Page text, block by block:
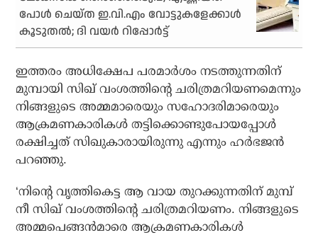
പോൾ ചെയ്ത ഇ.വി.എം വോട്ടുകളേക്കാൾ
കൂടുതൽ; ദി വയർ റിപ്പോർട്ട്
ഇത്തരം അധിക്ഷേപ പരമാര്‍ശം നടത്തുന്നതിന്
മുമ്പായി സിഖ് വംശത്തിന്റെ ചരിത്രമറിയണമെന്നും
നിങ്ങളുടെ അമ്മമാരെയും സഹോദരിമാരെയും
ആക്രമണകാരികള്‍ തട്ടിക്കൊണ്ടുപോയപ്പോള്‍
രക്ഷിച്ചത് സിഖുകാരായിരുന്നു എന്നും ഹര്‍ഭജന്‍
പറഞ്ഞു.
‘നിന്റെ വൃത്തികെട്ട ആ വായ തുറക്കുന്നതിന് മുമ്പ്
നീ സിഖ് വംശത്തിന്റെ ചരിത്രമറിയണം. നിങ്ങളുടെ
അമ്മപെങ്ങന്‍മാരെ ആക്രമണകാരികള്‍